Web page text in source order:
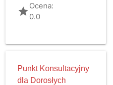
gradeOcena:
0.0
Punkt Konsultacyjny
dla Dorosłych